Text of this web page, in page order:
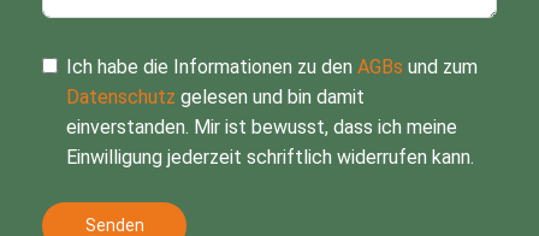
Ich habe die Informationen zu den AGBs und zum
Datenschutz gelesen und bin damit
einverstanden. Mir ist bewusst, dass ich meine
Einwilligung jederzeit schriftlich widerrufen kann.
Senden